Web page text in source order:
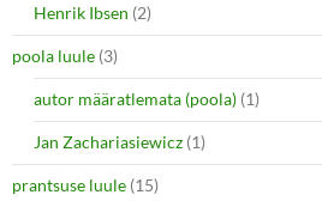
Henrik Ibsen (2)
poola luule (3)
autor määratlemata (poola) (1)
Jan Zachariasiewicz (1)
prantsuse luule (15)